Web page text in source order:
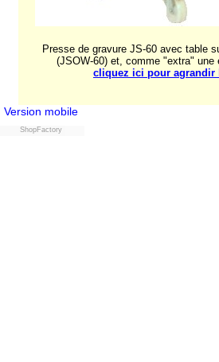
Presse de gravure JS-60 avec table
(JSOW-60) et, comme "extra" une
cliquez ici pour agrandir
Version mobile
ShopFactory